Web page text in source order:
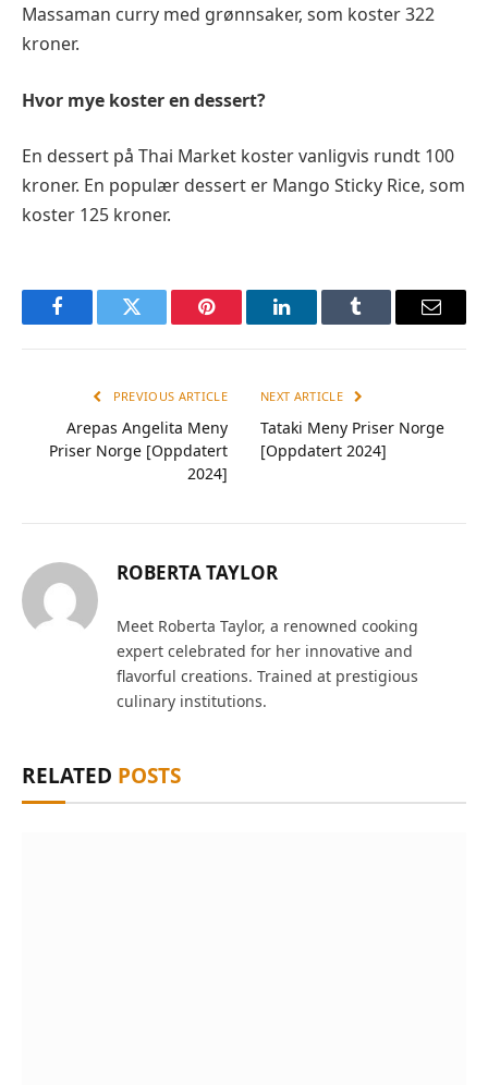
Massaman curry med grønnsaker, som koster 322
kroner.
Hvor mye koster en dessert?
En dessert på Thai Market koster vanligvis rundt 100
kroner. En populær dessert er Mango Sticky Rice, som
koster 125 kroner.
FacebookTwitter Pinterest LinkedInTumblr Email
PREVIOUS ARTICLE
Arepas Angelita Meny
Priser Norge [Oppdatert
2024]
NEXT ARTICLE
Tataki Meny Priser Norge
[Oppdatert 2024]
ROBERTA TAYLOR
Meet Roberta Taylor, a renowned cooking
expert celebrated for her innovative and
flavorful creations. Trained at prestigious
culinary institutions.
RELATED POSTS